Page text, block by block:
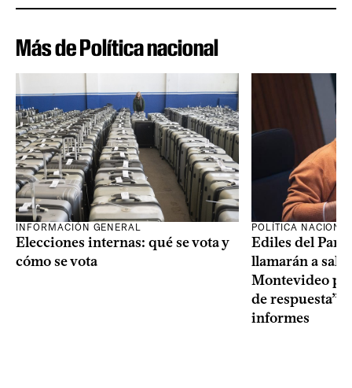
Más de Política nacional
INFORMACIÓN GENERAL
Elecciones internas: qué se vota y
cómo se vota
POLÍTICA
Ediles del
llamarán a sala
Montevideo
de respuesta”
informes